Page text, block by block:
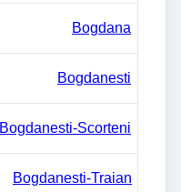
Bogdana
Bogdanesti
Bogdanesti-Scorteni
Bogdanesti-Traian